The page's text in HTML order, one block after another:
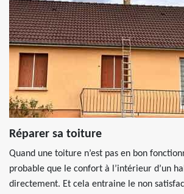
Réparer sa toiture
Quand une toiture n’est pas en bon
probable que le confort à l’intérieur d’un
directement. Et cela entraine le non